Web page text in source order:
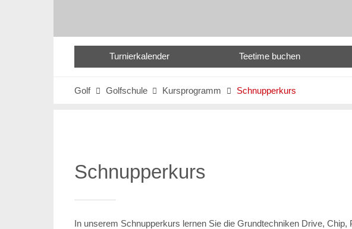
Turnierkalender Teetime buchen
Golf  Golfschule  Kursprogramm  Schnupperkurs
Schnupperkurs
In unserem Schnupperkurs lernen Sie die Grundtechniken Drive,